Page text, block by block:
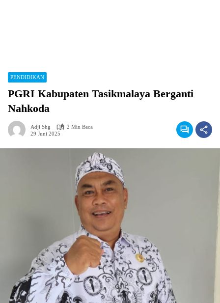
PENDIDIKAN
PGRI Kabupaten Tasikmalaya Berganti
Nahkoda
Adji Shg
2 Min Baca
29 Juni 2025